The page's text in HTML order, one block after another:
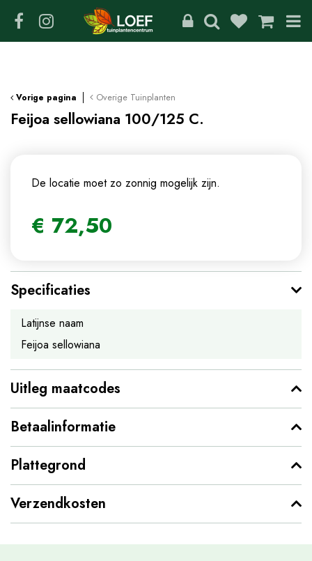
Vorige pagina Overige Tuinplanten
Feijoa sellowiana 100/125 C.
De locatie moet zo zonnig mogelijk zijn.
€ 72,50
Specificaties
Latijnse naam
Feijoa sellowiana
Uitleg maatcodes
Betaalinformatie
Plattegrond
Verzendkosten